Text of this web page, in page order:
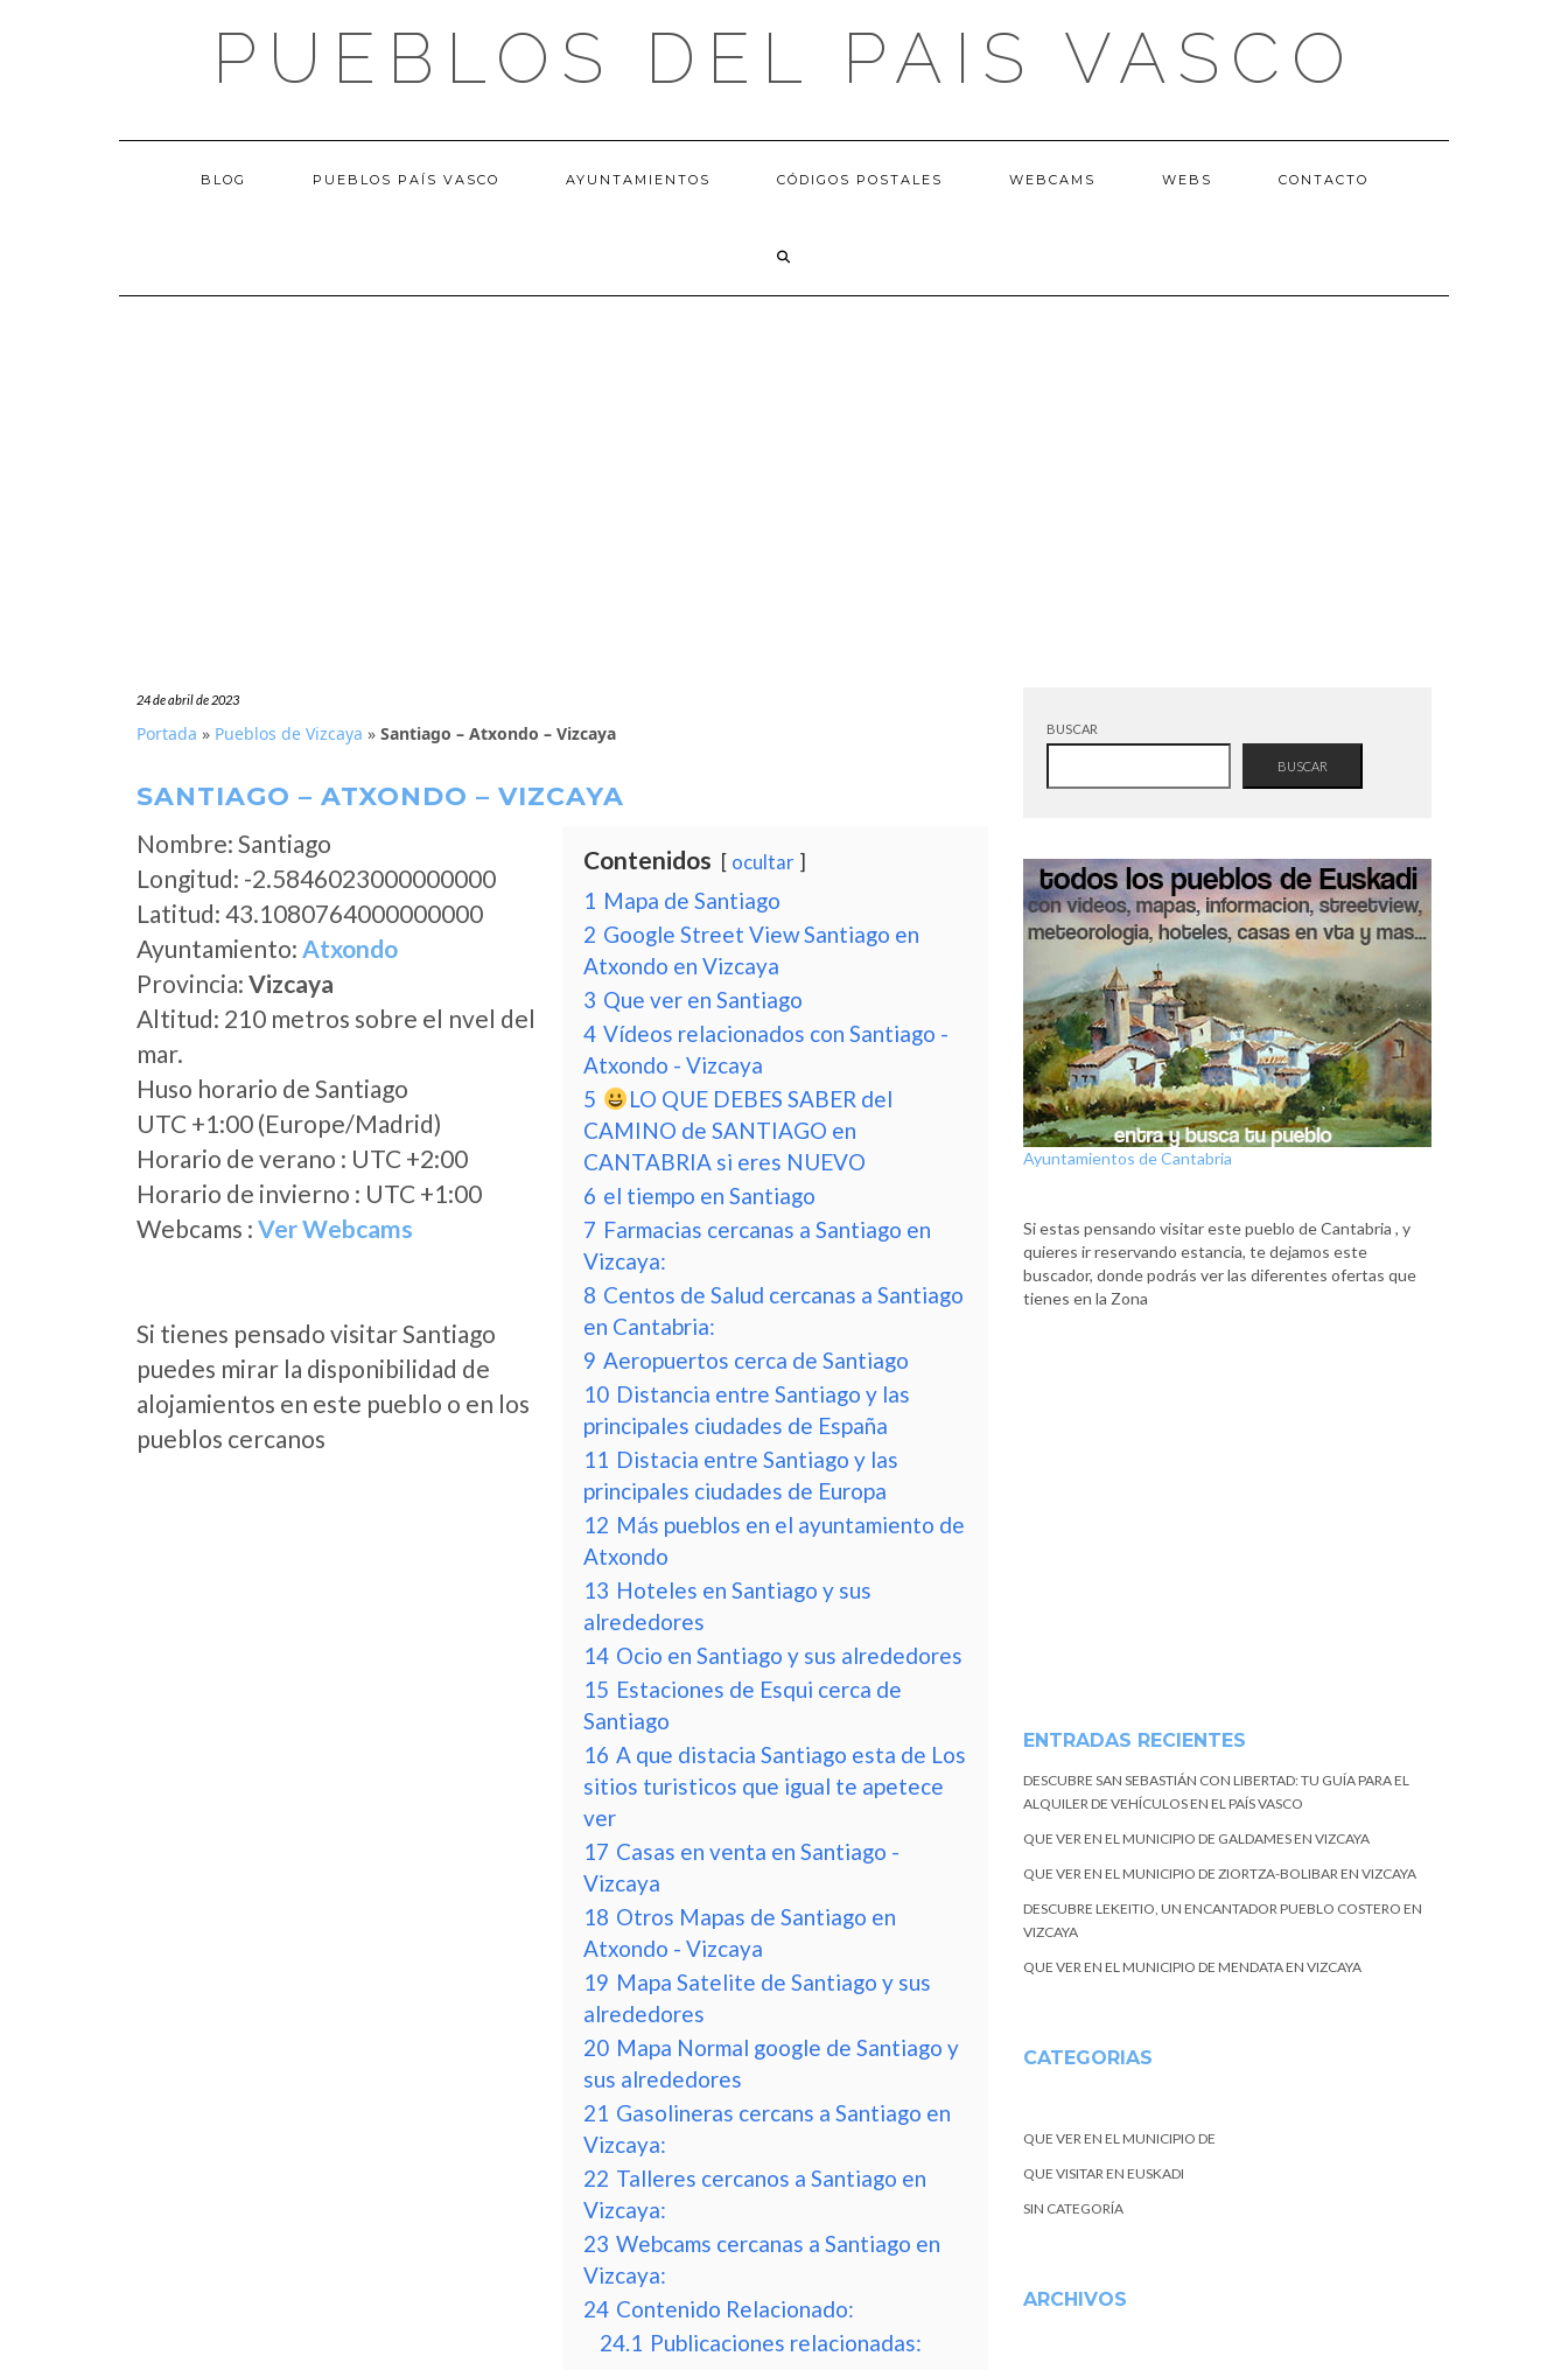
PUEBLOS DEL PAIS VASCO
BLOG PUEBLOS PAÍS VASCO AYUNTAMIENTOS CÓDIGOS POSTALES WEBCAMS WEBS CONTACTO
24 de abril de 2023
Portada » Pueblos de Vizcaya » Santiago – Atxondo – Vizcaya
SANTIAGO – ATXONDO – VIZCAYA
Nombre: Santiago
Longitud: -2.5846023000000000
Latitud: 43.1080764000000000
Ayuntamiento: Atxondo
Provincia: Vizcaya
Altitud: 210 metros sobre el nvel del
mar.
Huso horario de Santiago
UTC +1:00 (Europe/Madrid)
Horario de verano : UTC +2:00
Horario de invierno : UTC +1:00
Webcams : Ver Webcams
Si tienes pensado visitar Santiago
puedes mirar la disponibilidad de
alojamientos en este pueblo o en los
pueblos cercanos
Contenidos ocultar
1 Mapa de Santiago
2 Google Street View Santiago en
Atxondo en Vizcaya
3 Que ver en Santiago
4 Vídeos relacionados con Santiago -
Atxondo - Vizcaya
5
LO QUE DEBES SABER del
CAMINO de SANTIAGO en
CANTABRIA si eres NUEVO
6 el tiempo en Santiago
7 Farmacias cercanas a Santiago en
Vizcaya:
8 Centos de Salud cercanas a Santiago
en Cantabria:
9 Aeropuertos cerca de Santiago
10 Distancia entre Santiago y las
principales ciudades de España
11 Distacia entre Santiago y las
principales ciudades de Europa
12 Más pueblos en el ayuntamiento de
Atxondo
13 Hoteles en Santiago y sus
alrededores
14 Ocio en Santiago y sus alrededores
15 Estaciones de Esqui cerca de
Santiago
16 A que distacia Santiago esta de Los
sitios turisticos que igual te apetece
ver
17 Casas en venta en Santiago -
Vizcaya
18 Otros Mapas de Santiago en
Atxondo - Vizcaya
19 Mapa Satelite de Santiago y sus
alrededores
20 Mapa Normal google de Santiago y
sus alrededores
21 Gasolineras cercans a Santiago en
Vizcaya:
22 Talleres cercanos a Santiago en
Vizcaya:
23 Webcams cercanas a Santiago en
Vizcaya:
24 Contenido Relacionado:
24.1 Publicaciones relacionadas:
BUSCAR
BUSCAR
Ayuntamientos de Cantabria
Si estas pensando visitar este pueblo de Cantabria , y
quieres ir reservando estancia, te dejamos este
buscador, donde podrás ver las diferentes ofertas que
tienes en la Zona
ENTRADAS RECIENTES
DESCUBRE SAN SEBASTIÁN CON LIBERTAD: TU GUÍA PARA EL
ALQUILER DE VEHÍCULOS EN EL PAÍS VASCO
QUE VER EN EL MUNICIPIO DE GALDAMES EN VIZCAYA
QUE VER EN EL MUNICIPIO DE ZIORTZA-BOLIBAR EN VIZCAYA
DESCUBRE LEKEITIO, UN ENCANTADOR PUEBLO COSTERO EN
VIZCAYA
QUE VER EN EL MUNICIPIO DE MENDATA EN VIZCAYA
CATEGORIAS
QUE VER EN EL MUNICIPIO DE
QUE VISITAR EN EUSKADI
SIN CATEGORÍA
ARCHIVOS